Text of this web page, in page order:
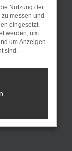
Nutzung der
messen und
eingesetzt,
werden, um
um Anzeigen
sind.